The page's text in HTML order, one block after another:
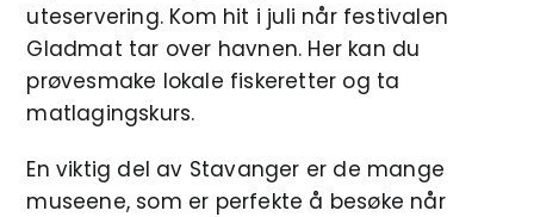
uteservering. Kom hit i juli når festivalen
Gladmat tar over havnen. Her kan du
prøvesmake lokale fiskeretter og ta
matlagingskurs.
En viktig del av Stavanger er de mange
museene, som er perfekte å besøke når